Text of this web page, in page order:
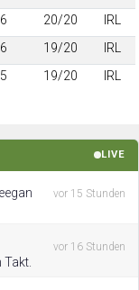
6 20/20
IRL
6 19/20
IRL
5 19/20 IRL
LIVE
vor 15 Stunden
vor 16 Stunden